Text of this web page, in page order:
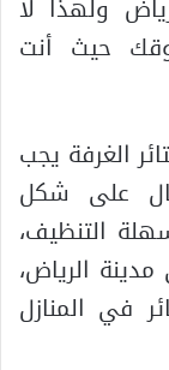
ولهذا لا
حيث أنت
الغرفة يجب
على شكل
التنظيف،
الرياض،
في المنازل